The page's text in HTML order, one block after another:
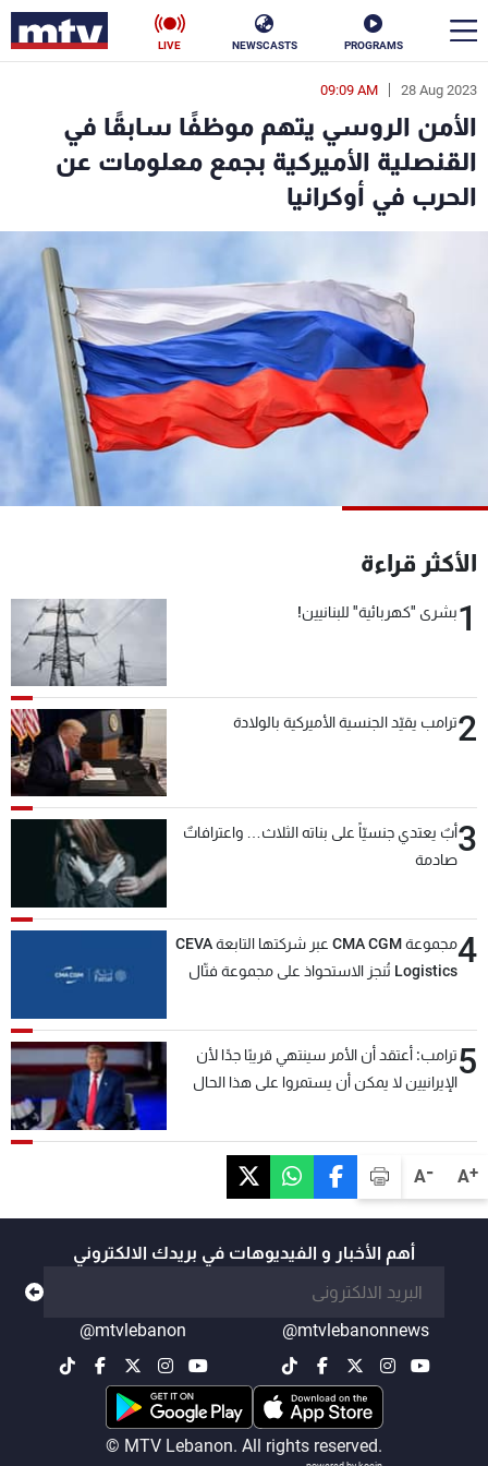
PROGRAMS
NEWSCASTS
LIVE
A+
A-
28 Aug 2023
09:09 AM
الأمن الروسي يتهم موظفًا سابقًا في
القنصلية الأميركية بجمع معلومات عن
الحرب في أوكرانيا
الأكثر قراءة
1بشرى "كهربائية" للبنانيين!
2ترامب يقيّد الجنسية الأميركية بالولادة
3أبٌ يعتدي جنسيّاً على بناته الثلاث… واعترافاتٌ
صادمة
4
مجموعة CMA CGM عبر شركتها التابعة CEVA
Logistics تُنجز الاستحواذ على مجموعة فتّال
5ترامب: أعتقد أن الأمر سينتهي قريبًا جدًا لأن
الإيرانيين لا يمكن أن يستمروا على هذا الحال
أهم الأخبار و الفيديوهات في بريدك الالكتروني
@mtvlebanonnews
@mtvlebanon
© MTV Lebanon. All rights reserved.
en
الأخبار
سياسة
رياضة
كأس العالم
شاهد البرامج
عن MTV
الإنـتـاج
سياسة الخصوصية